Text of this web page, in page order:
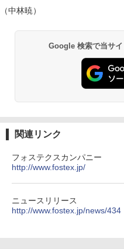
（中林暁）
Google 検索で当サ
関連リンク
フォステクスカンパニー
http://www.fostex.jp/
ニュースリリース
http://www.fostex.jp/news/434